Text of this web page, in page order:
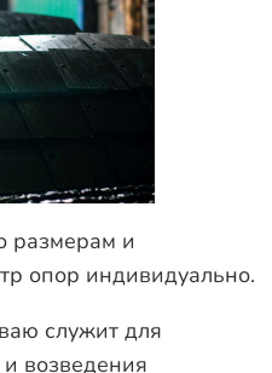
размерам и
опор индивидуально.
служит для
возведения